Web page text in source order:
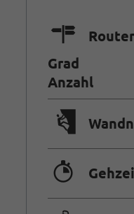
🍫
Grad
Anzahl
🅩
🐲